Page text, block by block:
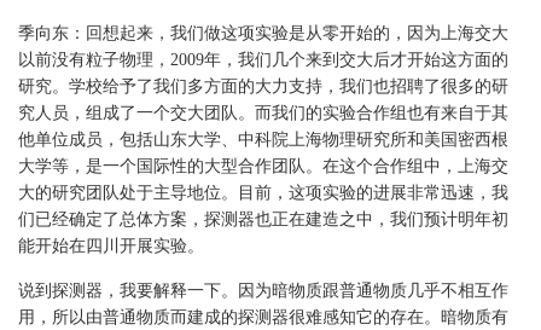
季向东：回想起来，我们做这项实验是从零开始的，因为上海交大
以前没有粒子物理，2009年，我们几个来到交大后才开始这方面的
研究。学校给予了我们多方面的大力支持，我们也招聘了很多的研
究人员，组成了一个交大团队。而我们的实验合作组也有来自于其
他单位成员，包括山东大学、中科院上海物理研究所和美国密西根
大学等，是一个国际性的大型合作团队。在这个合作组中，上海交
大的研究团队处于主导地位。目前，这项实验的进展非常迅速，我
们已经确定了总体方案，探测器也正在建造之中，我们预计明年初
能开始在四川开展实验。
说到探测器，我要解释一下。因为暗物质跟普通物质几乎不相互作
用，所以由普通物质而建成的探测器很难感知它的存在。暗物质有